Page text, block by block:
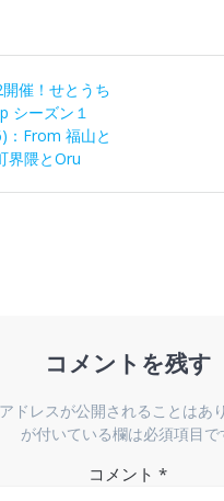
催！せとうち
シーズン１
：From 福山と
界隈とOru
コメントを残す
ドレスが公開されることはあ
が付いている欄は必須項目で
コメント *